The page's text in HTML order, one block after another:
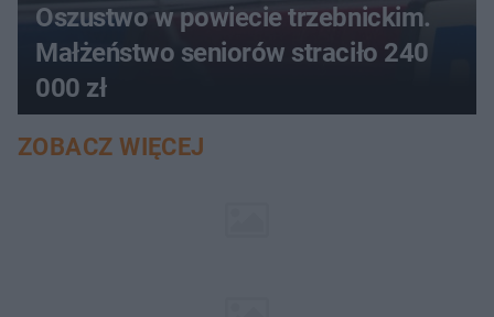
Oszustwo w powiecie trzebnickim.
Małżeństwo seniorów straciło 240
000 zł
ZOBACZ WIĘCEJ